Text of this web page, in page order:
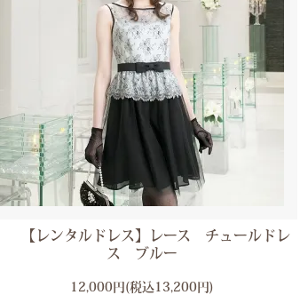
【レンタルドレス】レース チュールドレ
ス ブルー
12,000円(税込13,200円)